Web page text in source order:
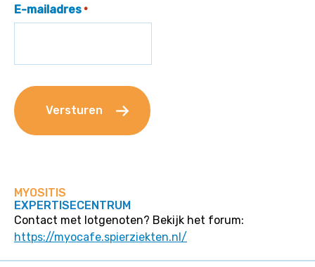
E-mailadres *
MYOSITIS
EXPERTISECENTRUM
Contact met lotgenoten? Bekijk het forum:
https://myocafe.spierziekten.nl/